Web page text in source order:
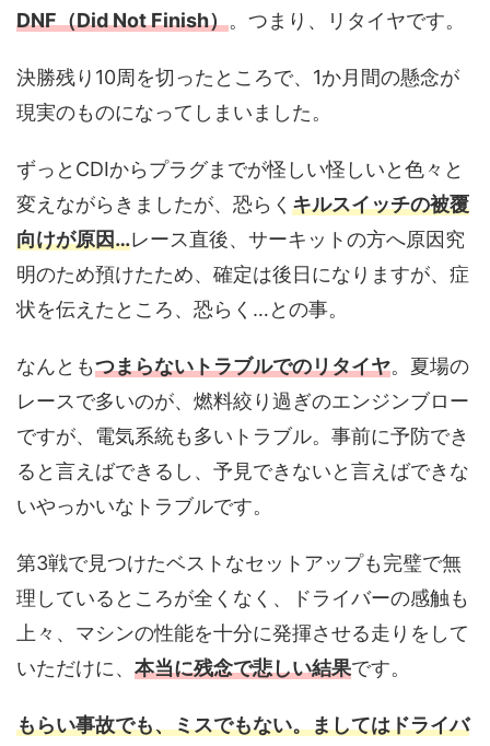
DNF（Did Not Finish）。つまり、リタイヤです。
決勝残り10周を切ったところで、1か月間の懸念が
現実のものになってしまいました。
ずっとCDIからプラグまでが怪しい怪しいと色々と
変えながらきましたが、恐らく キルスイッチの被覆
向けが原因…レース直後、サーキットの方へ原因究
明のため預けたため、確定は後日になりますが、症
状を伝えたところ、恐らく…との事。
なんともつまらないトラブルでのリタイヤ。夏場の
レースで多いのが、燃料絞り過ぎのエンジンブロー
ですが、電気系統も多いトラブル。事前に予防でき
ると言えばできるし、予見できないと言えばできな
いやっかいなトラブルです。
第3戦で見つけたベストなセットアップも完璧で無
理しているところが全くなく、ドライバーの感触も
上々、マシンの性能を十分に発揮させる走りをして
いただけに、 本当に残念で悲しい結果です。
もらい事故でも、ミスでもない。ましてはドライバ